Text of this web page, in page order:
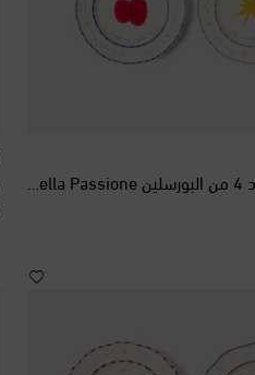
طقم أطباق عدد 4 من البورسلين Il Frutto della Passione